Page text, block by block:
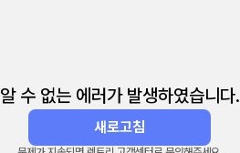
알 수 없는 에러가 발생하였습니다.
새로고침